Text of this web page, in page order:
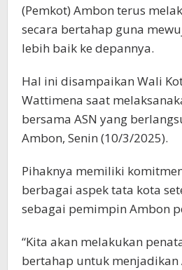
(Pemkot) Ambon terus
secara bertahap guna
lebih baik ke depannya.
Hal ini disampaikan Wali
Wattimena saat
bersama ASN yang
Ambon, Senin (10/3/2025).
Pihaknya memiliki
berbagai aspek tata kota
sebagai pemimpin Ambon
“Kita akan melakukan
bertahap untuk menjadikan